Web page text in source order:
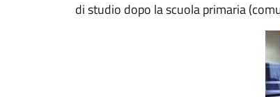
di studio dopo la scuola primaria